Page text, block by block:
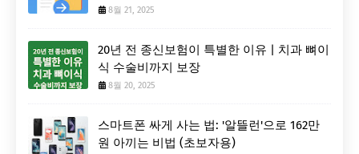
8월 21, 2025
20년 전 종신보험이 특별한 이유 | 치과 뼈이
식 수술비까지 보장
8월 20, 2025
스마트폰 싸게 사는 법: '알뜰런'으로 162만
원 아끼는 비법 (초보자용)